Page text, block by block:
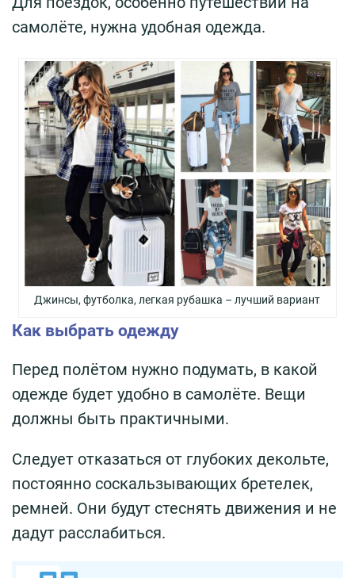
самолёте, нужна удобная одежда.
Джинсы, футболка, легкая рубашка – лучший вариант
Как выбрать одежду
Перед полётом нужно подумать, в какой
одежде будет удобно в самолёте. Вещи
должны быть практичными.
Следует отказаться от глубоких декольте,
постоянно соскальзывающих бретелек,
ремней. Они будут стеснять движения и не
дадут расслабиться.